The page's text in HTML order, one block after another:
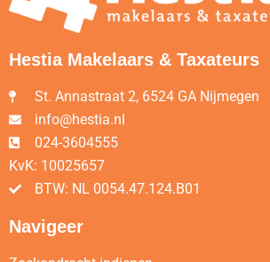
Hestia Makelaars & Taxateurs
St. Annastraat 2, 6524 GA Nijmegen
info@hestia.nl
024-3604555
KvK: 10025657
BTW: NL 0054.47.124.B01
Navigeer